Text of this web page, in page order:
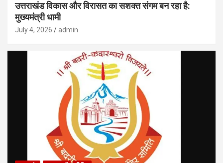
उत्तराखंड विकास और विरासत का सशक्त संगम बन रहा है:
मुख्यमंत्री धामी
July 4, 2026 admin